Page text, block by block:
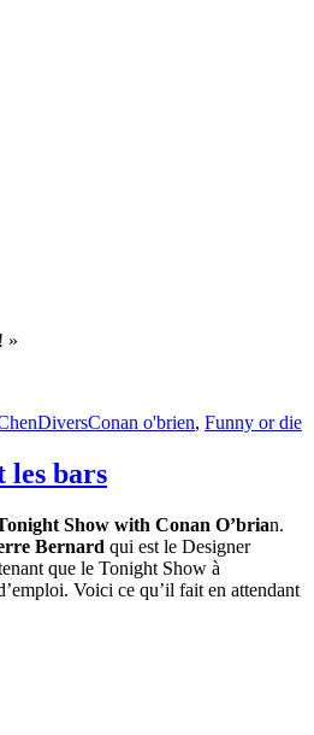
»
Catégories
DiversÉtiquettes
Conan o'brien, Funny or die
les bars
Show with Conan O’brian.
Bernard qui est le Designer
que le Tonight Show à
Voici ce qu’il fait en attendant